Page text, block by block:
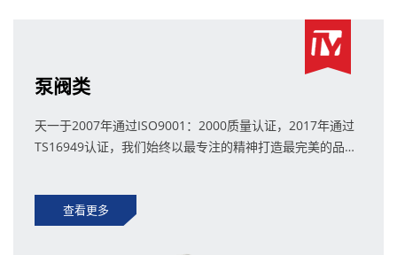
泵阀类
天一于2007年通过ISO9001：2000质量认证，2017年通过
TS16949认证，我们始终以最专注的精神打造最完美的品
查看更多